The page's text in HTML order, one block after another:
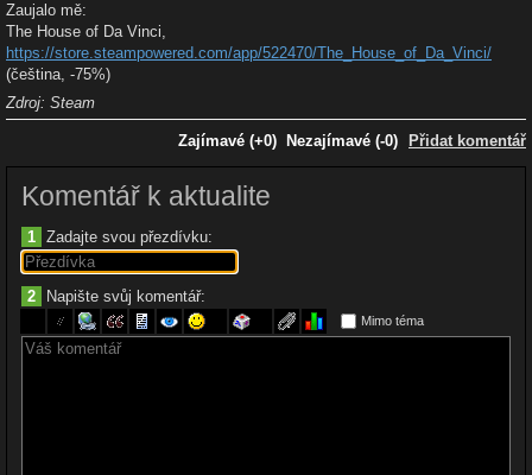
Zaujalo mě:
The House of Da Vinci,
https://store.steampowered.com/app/522470/The_House_of_Da_Vinci/
(čeština, -75%)
Zdroj: Steam
Zajímavé (+0) Nezajímavé (-0) Přidat komentář
Komentář k aktualite
1 Zadajte svou přezdívku:
2 Napište svůj komentář:
Mimo téma